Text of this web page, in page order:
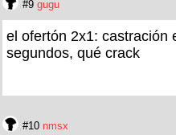
#9 gugu
el ofertón 2x1: castración
segundos, qué crack
#10 nmsx